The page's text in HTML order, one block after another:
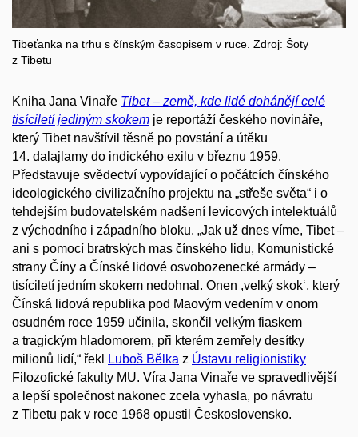
Tibeťanka na trhu s čínským časopisem v ruce. Zdroj: Šoty
z Tibetu
Kniha Jana Vinaře Tibet – země, kde lidé dohánějí celé
tisíciletí jediným skokem je reportáží českého novináře,
který Tibet navštívil těsně po povstání a útěku
14. dalajlamy do indického exilu v březnu 1959.
Představuje svědectví vypovídající o počátcích čínského
ideologického civilizačního projektu na „střeše světa“ i o
tehdejším budovatelském nadšení levicových intelektuálů
z východního i západního bloku. „Jak už dnes víme, Tibet –
ani s pomocí bratrských mas čínského lidu, Komunistické
strany Číny a Čínské lidové osvobozenecké armády –
tisíciletí jedním skokem nedohnal. Onen ,velký skok‘, který
Čínská lidová republika pod Maovým vedením v onom
osudném roce 1959 učinila, skončil velkým fiaskem
a tragickým hladomorem, při kterém zemřely desítky
milionů lidí,“ řekl Luboš Bělka z Ústavu religionistiky
Filozofické fakulty MU. Víra Jana Vinaře ve spravedlivější
a lepší společnost nakonec zcela vyhasla, po návratu
z Tibetu pak v roce 1968 opustil Československo.